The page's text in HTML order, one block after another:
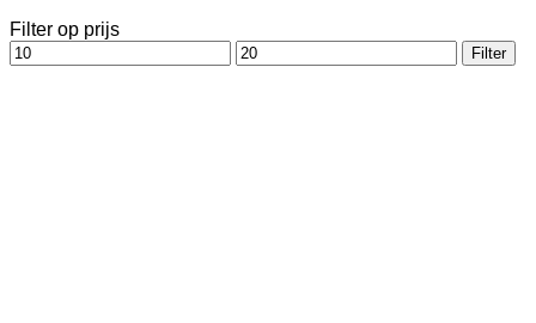
Filter op prijs
Min.
prijs
Max.
prijs
Filter